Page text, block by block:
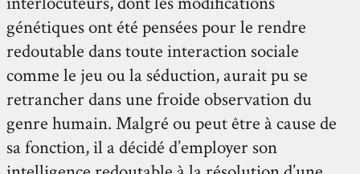
génétiques ont été pensées pour le rendre
redoutable dans toute interaction sociale
comme le jeu ou la séduction, aurait pu se
retrancher dans une froide observation du
genre humain. Malgré ou peut être à cause de
sa fonction, il a décidé d’employer son